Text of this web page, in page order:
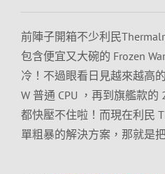
前陣子開箱不少利民
包含便宜又大碗的 Frozen
冷！不過眼看日見越來越高
W 普通 CPU ，再到旗艦款
都快壓不住啦！而現在利民
單粗暴的解決方案，那就是